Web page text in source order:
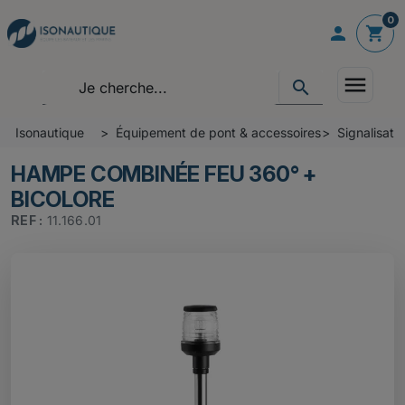
 shopping_cart
0
search menu
Isonautique Équipement de pont & accessoires
HAMPE COMBINÉE FEU 360° +
BICOLORE
REF : 11.166.01